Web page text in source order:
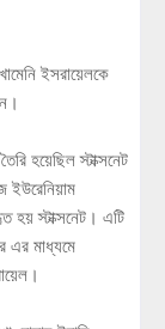
ইসরায়েলকে
হয়েছিল স্টাক্সনেট
ইউরেনিয়াম
হয় স্টাক্সনেট। এটি
এর মাধ্যমে